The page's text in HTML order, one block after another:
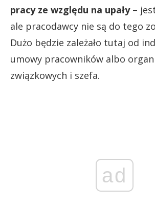
pracy ze względu na upały–
ale pracodawcy nie są do tego
Dużo będzie zależało tutaj od
umowy pracowników albo
związkowych i szefa.
ad